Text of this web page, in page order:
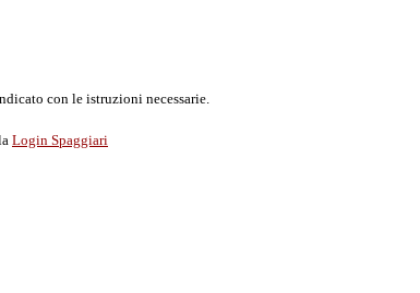
con le istruzioni necessarie.
Login Spaggiari